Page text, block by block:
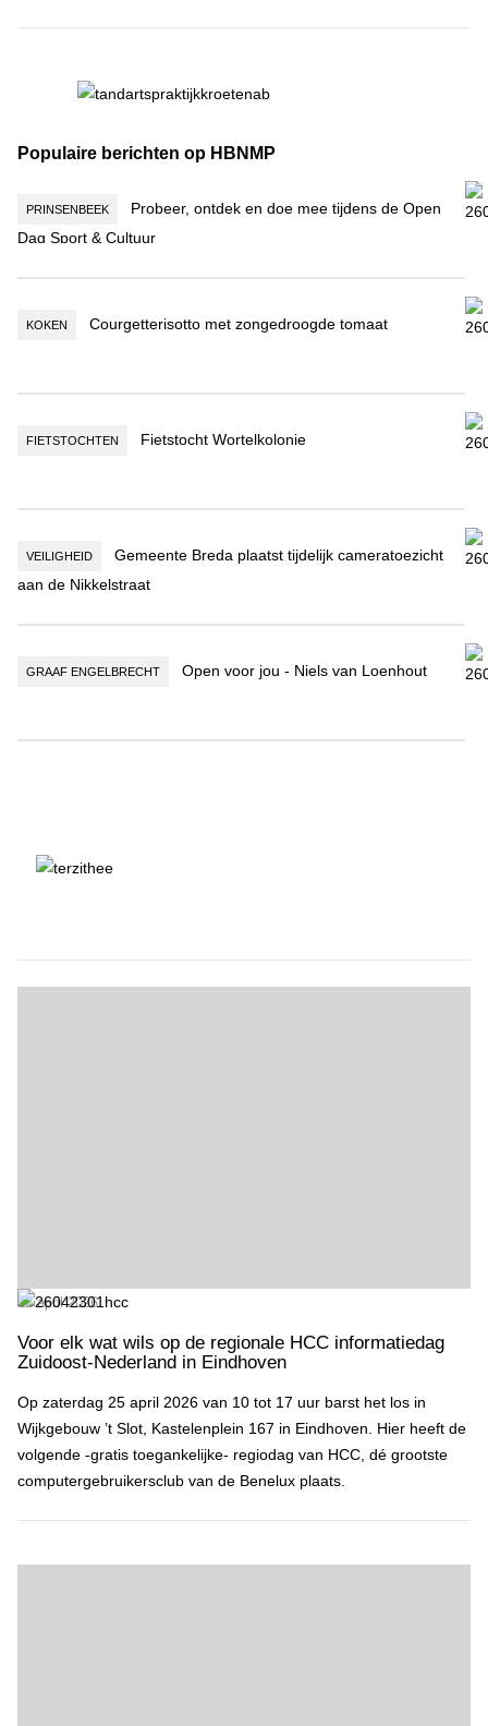
Populaire berichten op HBNMP
PRINSENBEEK
Probeer, ontdek en doe mee tijdens de Open
Dag Sport & Cultuur
Probeer, ontdek en doe mee tijdens de Open Dag Sport & Cultuur
KOKEN Courgetterisotto met zongedroogde tomaat
FIETSTOCHTEN Fietstocht Wortelkolonie
VEILIGHEID
Gemeente Breda plaatst tijdelijk cameratoezicht
aan de Nikkelstraat
Gemeente Breda plaatst tijdelijk cameratoezicht aan de Nikkelstraat
GRAAF ENGELBRECHT Open voor jou - Niels van Loenhout
22 april 2026
Voor elk wat wils op de regionale HCC informatiedag
Zuidoost-Nederland in Eindhoven
Op zaterdag 25 april 2026 van 10 tot 17 uur barst het los in
Wijkgebouw ’t Slot, Kastelenplein 167 in Eindhoven. Hier heeft de
volgende -gratis toegankelijke- regiodag van HCC, dé grootste
computergebruikersclub van de Benelux plaats.